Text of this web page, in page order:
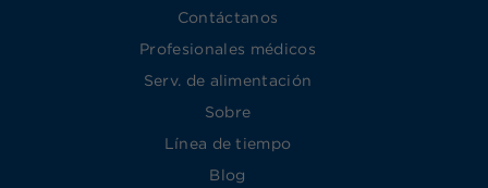
Contáctanos
Profesionales médicos
Serv. de alimentación
Sobre
Línea de tiempo
Blog